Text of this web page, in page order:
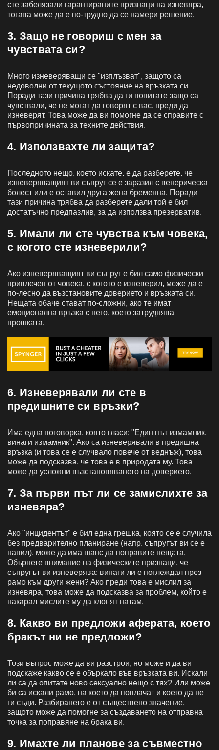
сте забелязали гарантираните признаци на изневяра,
тогава може да е по-трудно да се намери решение.
3. Защо не говориш с мен за
чувствата си?
Много изневеряващи се "изплъзват", защото са
недоволни от текущото състояние на връзката си.
Поради тази причина трябва да ги попитате защо са
чувствали, че не могат да говорят с вас, преди да
изневерят. Това може да ви помогне да се справите с
първопричината за техните действия.
4. Използвахте ли защита?
Последното нещо, което искате, е да разберете, че
изневеряващият ви съпруг се е заразил с венерическа
болест или е оставил друга жена бременна. Поради
тази причина трябва да разберете дали той е бил
достатъчно предпазлив, за да използва презерватив.
5. Имали ли сте чувства към човека,
с когото сте изневерили?
Ако изневеряващият ви съпруг е бил само физически
привлечен от човека, с когото е изневерил, може да е
по-лесно да възстановите доверието и връзката си.
Нещата обаче стават по-сложни, ако те имат
емоционална връзка с него, което затруднява
прошката.
6. Изневерявали ли сте в
предишните си връзки?
Има една поговорка, която гласи: "Един път измамник,
винаги измамник". Ако са изневерявали в предишна
връзка (и това се е случвало повече от веднъж), това
може да подсказва, че това е в природата му. Това
може да усложни възстановяването на доверието.
7. За първи път ли се замислихте за
изневяра?
Ако "инцидентът" е бил една грешка, която се е случила
без предварително планиране (напр. съпругът ви се е
напил), може да има шанс да поправите нещата.
Обърнете внимание на физическите признаци, че
съпругът ви изневерява: винаги ли е поглеждал през
рамо към други жени? Ако преди това е мислил за
изневяра, това може да подсказва за проблем, който е
накарал мислите му да клонят натам.
8. Какво ви предложи аферата, което
бракът ни не предложи?
Този въпрос може да ви разстрои, но може и да ви
подскаже какво се е объркало във връзката ви. Искали
ли са да опитате ново сексуално нещо с тях? Или може
би са искали рамо, на което да поплачат и което да не
ги съди. Разбирането е от съществено значение,
защото може да помогне за създаването на отправна
точка за поправяне на брака ви.
9. Имахте ли планове за съвместно